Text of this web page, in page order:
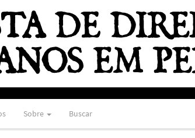
Sobre Buscar